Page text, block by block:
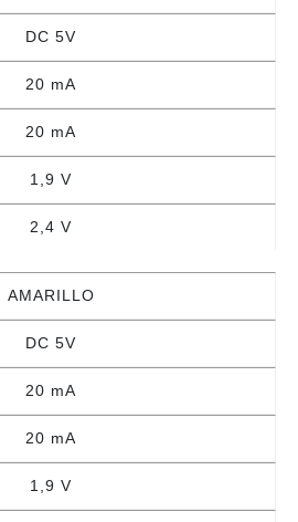
DC 5V
20 mA
20 mA
1,9 V
2,4 V
AMARILLO
DC 5V
20 mA
20 mA
1,9 V